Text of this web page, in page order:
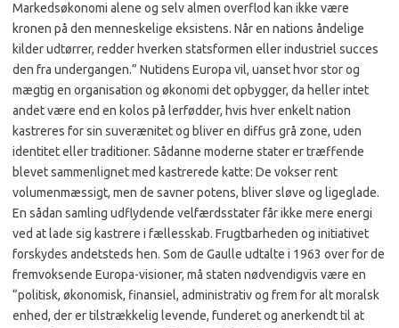
Markedsøkonomi alene og selv almen overflod kan ikke være
kronen på den menneskelige eksistens. Når en nations åndelige
kilder udtørrer, redder hverken statsformen eller industriel succes
den fra undergangen.” Nutidens Europa vil, uanset hvor stor og
mægtig en organisation og økonomi det opbygger, da heller intet
andet være end en kolos på lerfødder, hvis hver enkelt nation
kastreres for sin suverænitet og bliver en diffus grå zone, uden
identitet eller traditioner. Sådanne moderne stater er træffende
blevet sammenlignet med kastrerede katte: De vokser rent
volumenmæssigt, men de savner potens, bliver sløve og ligeglade.
En sådan samling udflydende velfærdsstater får ikke mere energi
ved at lade sig kastrere i fællesskab. Frugtbarheden og initiativet
forskydes andetsteds hen. Som de Gaulle udtalte i 1963 over for de
fremvoksende Europa-visioner, må staten nødvendigvis være en
“politisk, økonomisk, finansiel, administrativ og frem for alt moralsk
enhed, der er tilstrækkelig levende, funderet og anerkendt til at